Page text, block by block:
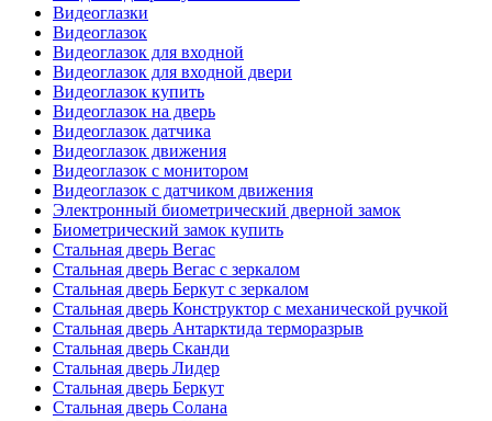
Видеоглазки
Видеоглазок
Видеоглазок для входной
Видеоглазок для входной двери
Видеоглазок купить
Видеоглазок на дверь
Видеоглазок датчика
Видеоглазок движения
Видеоглазок с монитором
Видеоглазок с датчиком движения
Электронный биометрический дверной замок
Биометрический замок купить
Стальная дверь Вегас
Стальная дверь Вегас с зеркалом
Стальная дверь Беркут с зеркалом
Стальная дверь Конструктор с механической ручкой
Стальная дверь Антарктида терморазрыв
Стальная дверь Сканди
Стальная дверь Лидер
Стальная дверь Беркут
Стальная дверь Солана